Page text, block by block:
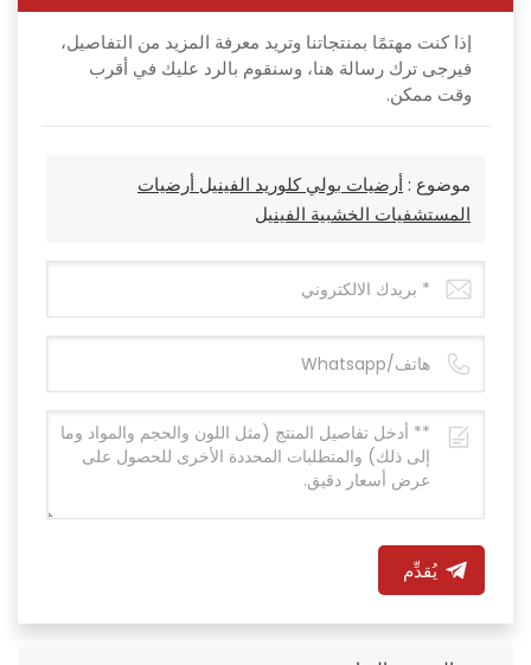
إذا كنت مهتمًا بمنتجاتنا وتريد معرفة المزيد من التفاصيل،
فيرجى ترك رسالة هنا، وسنقوم بالرد عليك في أقرب
وقت ممكن.
موضوع :أرضيات بولي كلوريد الفينيل أرضيات
المستشفيات الخشبية الفينيل
يُقدِّم